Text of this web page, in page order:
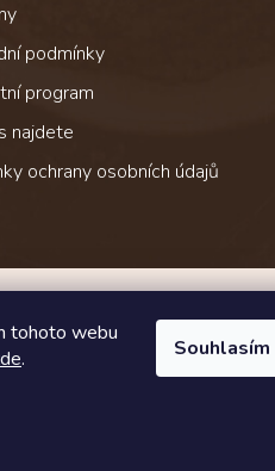
tohoto webu
. Souhlasím
podmínky
program
najdete
ochrany osobních údajů
Platba: